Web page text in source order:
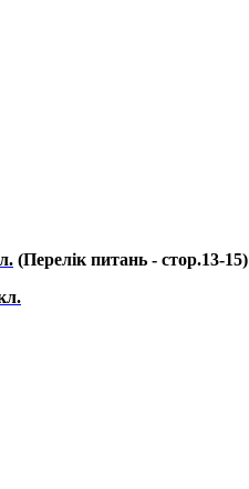
(Перелік питань - стор.13-15)